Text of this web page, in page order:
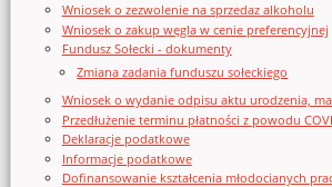
Wniosek o zezwolenie na sprzedaz alkoholu
Wniosek o zakup węgla w cenie preferencyjnej
Fundusz Sołecki - dokumenty
Zmiana zadania funduszu sołeckiego
Wniosek o wydanie odpisu aktu urodzenia,
Przedłużenie terminu płatności z powodu
Deklaracje podatkowe
Informacje podatkowe
Dofinansowanie kształcenia młodocianych